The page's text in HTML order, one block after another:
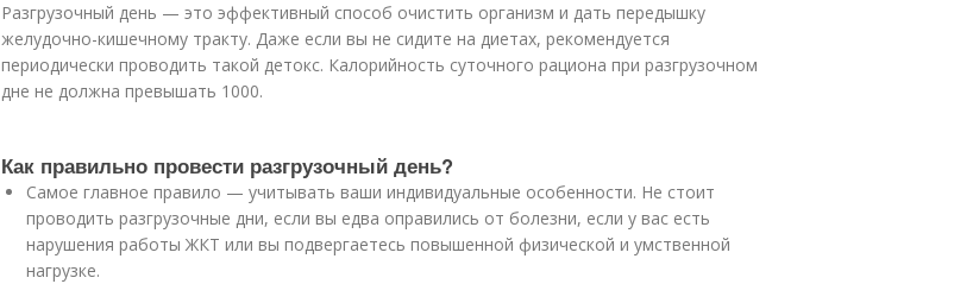
Разгрузочный день — это эффективный способ очистить организм и дать передышку
желудочно-кишечному тракту. Даже если вы не сидите на диетах, рекомендуется
периодически проводить такой детокс. Калорийность суточного рациона при разгрузочном
дне не должна превышать 1000.
Как правильно провести разгрузочный день?
Самое главное правило — учитывать ваши индивидуальные особенности. Не стоит
проводить разгрузочные дни, если вы едва оправились от болезни, если у вас есть
нарушения работы ЖКТ или вы подвергаетесь повышенной физической и умственной
нагрузке.